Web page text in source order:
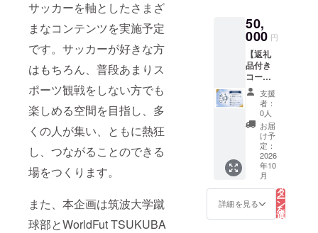
サッカーを軸としたさまざ
まなコンテンツを実施予定
です。サッカーが好きな方
はもちろん、普段あまりス
ポーツ観戦をしない方でも
楽しめる空間を目指し、多
くの人が集い、ともに熱狂
し、つながることのできる
場をつくります。
また、本企画は筑波大学蹴
球部とWorldFut TSUKUBA
× 底幅
200mm
× 高さ
210mm
× マチ
170mm
素材：
綿100％
■サコッ
シュの
詳細 サ
イズ：
220mm
x 高さ
170mm
x マチ
掲載期
間：
10月1日
∼11月1
日 ・掲
載方
法：企
業名・
ロゴの
み掲載
・掲載
サイ
ズ：
フィー
（1,080
×1,350p
（PV終
了報告
書付
き）
※「とに
かく応
援コー
ス」は
ご支援
金額に
関わら
ず、返
礼品の
内容は
同一と
なりま
す。
ボール
をお送
りいた
しま
す。皆
様から
のご支
援は、
プロ
ジェク
トのた
めに大
切に使
わせて
いただ
きま
す。 ・
50,
000 円
【返礼
品付き
コー
ス：企
業様プ
ランB】
ご支援
いただ
きあり
がとう
ござい
ます。
弊団体
の公式
インス
タグラ
支援
者：
0人
お届
け予
定：
2026
年10
月
詳細を見る
リ
タ
ー
ン
を
選
択